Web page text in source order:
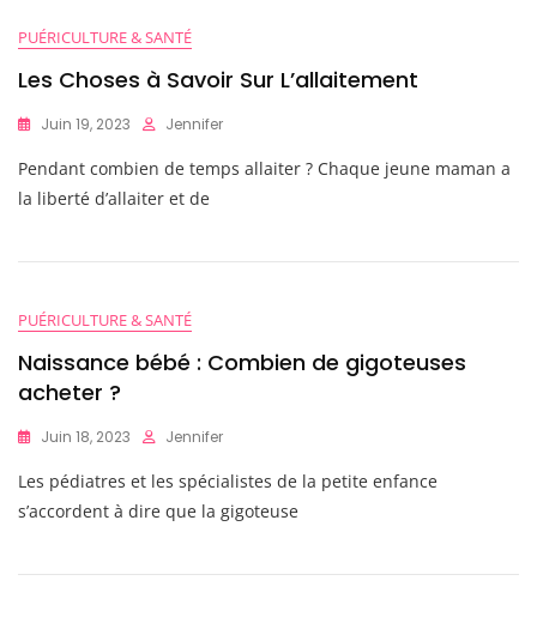
PUÉRICULTURE & SANTÉ
Les Choses à Savoir Sur L’allaitement
Juin 19, 2023 Jennifer
Pendant combien de temps allaiter ? Chaque jeune maman a
la liberté d’allaiter et de
PUÉRICULTURE & SANTÉ
Naissance bébé : Combien de gigoteuses
acheter ?
Juin 18, 2023 Jennifer
Les pédiatres et les spécialistes de la petite enfance
s’accordent à dire que la gigoteuse